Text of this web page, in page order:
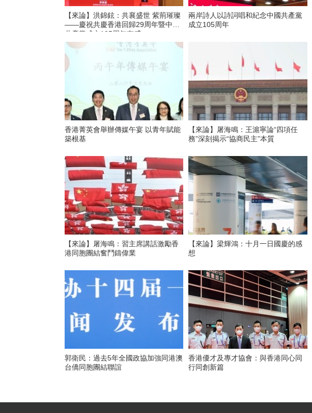
【來論】洪錦鉉：共襄盛世 紫荊璀璨
——慶祝共慶香港回歸29周年暨中國
共產黨成立105周年有感
兩岸詩人以詩詞唱和紀念中國共產黨
成立105周年
香港菁英會舉辦傳媒午宴 以青年賦能
築根基
【來論】屠海鳴：王滬寧論“四項任
務”深刻揭示“協商民主”本質
【來論】屠海鳴：習主席講話激勵香
港同胞團結奮鬥鑄偉業
【來論】梁輝鴻：十月一日國慶的感
想
郭衛民：過去5年全國政協加強同港澳
台僑同胞團結聯誼
香港優才及專才協會：與香港同心同
行同創新篇